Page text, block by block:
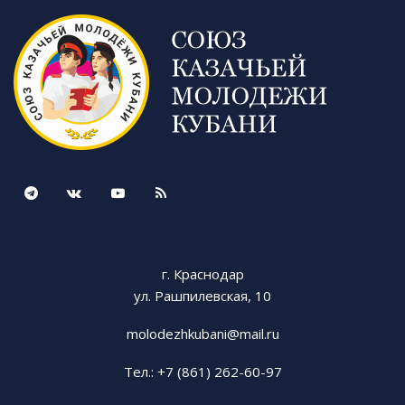
Галерея мероприятия:
г. Краснодар
ул. Рашпилевская, 10
molodezhkubani@mail.ru
Тел.: +7 (861) 262-60-97